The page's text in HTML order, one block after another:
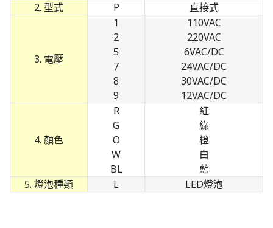
2. 型式
P 直接式
3. 電壓
1
2
5
7
8
9
110VAC
220VAC
6VAC/DC
24VAC/DC
30VAC/DC
12VAC/DC
4. 顏色
R
G
O
W
BL
紅
綠
橙
白
藍
5. 燈泡種類
L LED燈泡